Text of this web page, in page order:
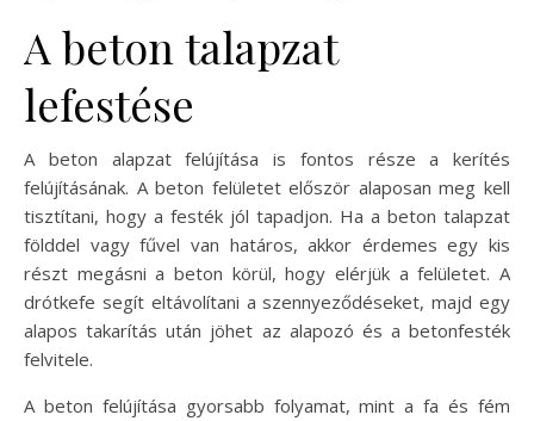
A beton talapzat
lefestése
A beton alapzat felújítása is fontos része a kerítés
felújításának. A beton felületet először alaposan meg kell
tisztítani, hogy a festék jól tapadjon. Ha a beton talapzat
földdel vagy fűvel van határos, akkor érdemes egy kis
részt megásni a beton körül, hogy elérjük a felületet. A
drótkefe segít eltávolítani a szennyeződéseket, majd egy
alapos takarítás után jöhet az alapozó és a betonfesték
felvitele.
A beton felújítása gyorsabb folyamat, mint a fa és fém